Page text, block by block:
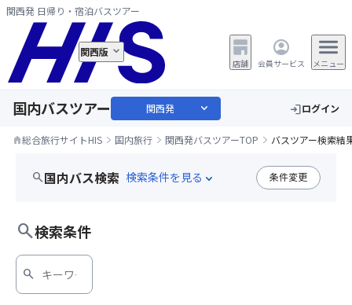
関西発 日帰り・宿泊バスツアー
関西版
店舗 会員サービス メニュー
国内バスツアー 関西発 expand_more loginログイン
home総合旅行サイトHIS 国内旅行 関西発バスツアーTOP バスツアー検索結
search国内バス検索 expand_more 条件変更
search検索条件
search